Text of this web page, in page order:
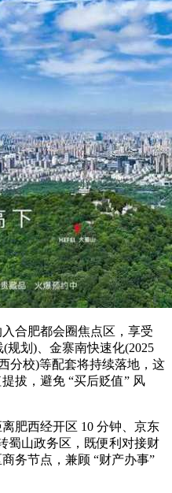
合肥都会圈焦点区，享受
规划)、金寨南快速化(2025
分校)等配套将持续落地，这
拔，避免 “买后贬值” 风
西经开区 10 分钟、京东
蜀山政务区，既便利对接财
务节点，兼顾 “财产办事”